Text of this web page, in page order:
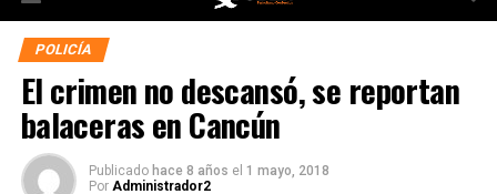
POLICÍA
El crimen no descansó, se reportan
balaceras en Cancún
Publicado hace 8 años el 1 mayo, 2018
Por Administrador2